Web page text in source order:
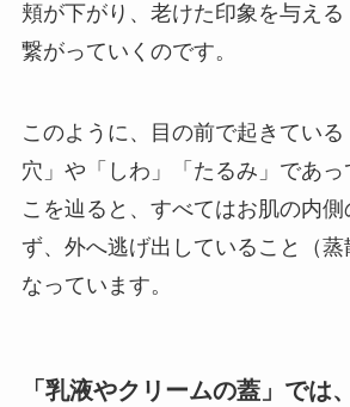
頬が下がり、老けた印象を与える
繋がっていくのです。
このように、目の前で起きてい
穴」や「しわ」「たるみ」であ
こを辿ると、すべてはお肌の内側
ず、外へ逃げ出していること（蒸
なっています。
「乳液やクリームの蓋」では